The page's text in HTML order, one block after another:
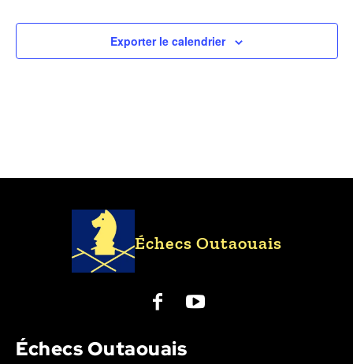
Exporter le calendrier
Échecs Outaouais
Échecs Outaouais